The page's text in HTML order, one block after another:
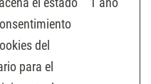
del
para el